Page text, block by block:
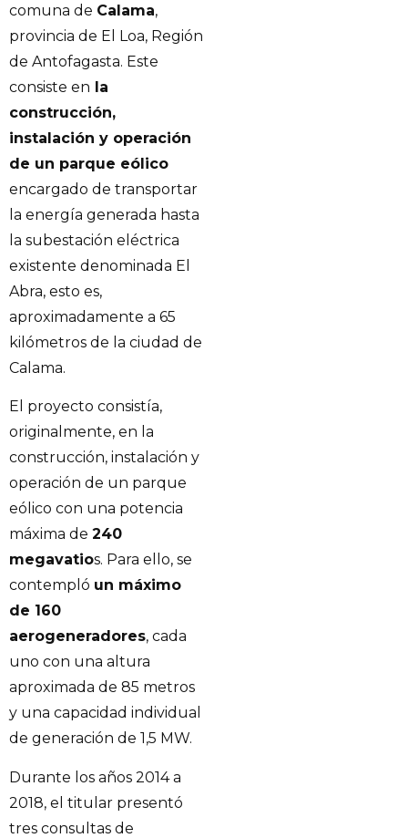
comuna de Calama,
provincia de El Loa, Región
de Antofagasta. Este
consiste en la
construcción,
instalación y operación
de un parque eólico
encargado de transportar
la energía generada hasta
la subestación eléctrica
existente denominada El
Abra, esto es,
aproximadamente a 65
kilómetros de la ciudad de
Calama.
El proyecto consistía,
originalmente, en la
construcción, instalación y
operación de un parque
eólico con una potencia
máxima de 240
megavatios. Para ello, se
contempló un máximo
de 160
aerogeneradores, cada
uno con una altura
aproximada de 85 metros
y una capacidad individual
de generación de 1,5 MW.
Durante los años 2014 a
2018, el titular presentó
tres consultas de